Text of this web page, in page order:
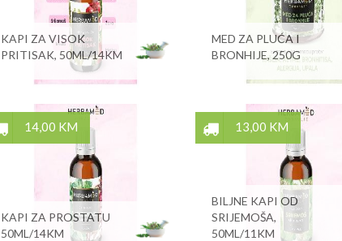
KAPI ZA VISOK
PRITISAK, 50ML/14KM
MED ZA PLUĆA I
BRONHIJE, 250G
14,00 KM
KAPI ZA PROSTATU
50ML/14KM
13,00 KM
BILJNE KAPI OD
SRIJEMOŠA,
50ML/11KM